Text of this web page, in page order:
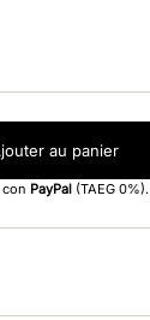
au panier
con PayPal (TAEG 0%).